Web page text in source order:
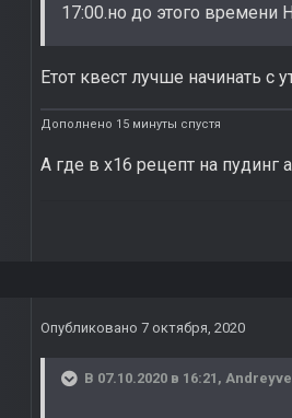
17:00.но до этого времени
Етот квест лучше начинать с
Дополнено 15 минуты спустя
А где в х16 рецепт на пудинг
Опубликовано 7 октября, 2020
В 07.10.2020 в 16:21,